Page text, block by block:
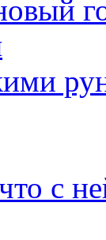
с